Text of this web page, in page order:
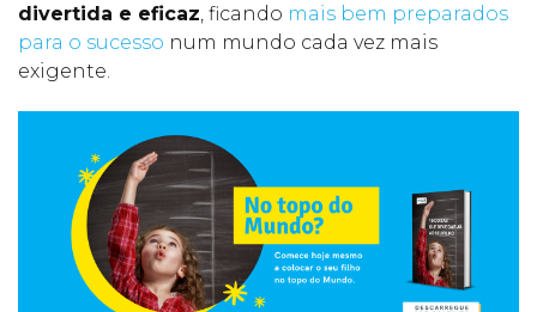
divertida e eficaz, ficando mais bem preparados
para o sucesso num mundo cada vez mais
exigente.